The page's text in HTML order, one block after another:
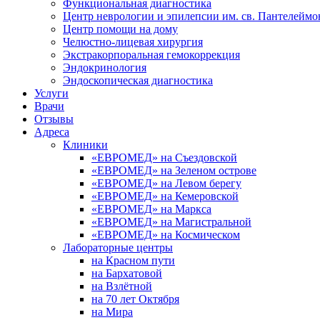
Функциональная диагностика
Центр неврологии и эпилепсии им. св.
Центр помощи на дому
Челюстно-лицевая хирургия
Экстракорпоральная гемокоррекция
Эндокринология
Эндоскопическая диагностика
Услуги
Врачи
Отзывы
Адреса
Клиники
«ЕВРОМЕД» на Съездовской
«ЕВРОМЕД» на Зеленом острове
«ЕВРОМЕД» на Левом берегу
«ЕВРОМЕД» на Кемеровской
«ЕВРОМЕД» на Маркса
«ЕВРОМЕД» на Магистральной
«ЕВРОМЕД» на Космическом
Лабораторные центры
на Красном пути
на Бархатовой
на Взлётной
на 70 лет Октября
на Мира